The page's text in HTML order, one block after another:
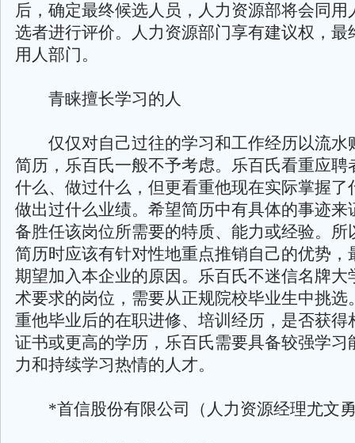
后，确定最终候选人员，人力资源部将会同用
选者进行评价。人力资源部门享有建议权，最
用人部门。
青睐擅长学习的人
仅仅对自己过往的学习和工作经历以流水
简历，乐百氏一般不予考虑。乐百氏看重应聘
什么、做过什么，但更看重他现在实际掌握了
做出过什么业绩。希望简历中有具体的事迹来
备胜任该岗位所需要的特质、能力或经验。所
简历时应该有针对性地重点推销自己的优势，
期望加入本企业的原因。乐百氏不迷信名牌大
术要求的岗位，需要从正规院校毕业生中挑选
重他毕业后的在职进修、培训经历，是否获得
证书或更高的学历，乐百氏需要具备较强学习
力和持续学习热情的人才。
*首信股份有限公司（人力资源经理尤文